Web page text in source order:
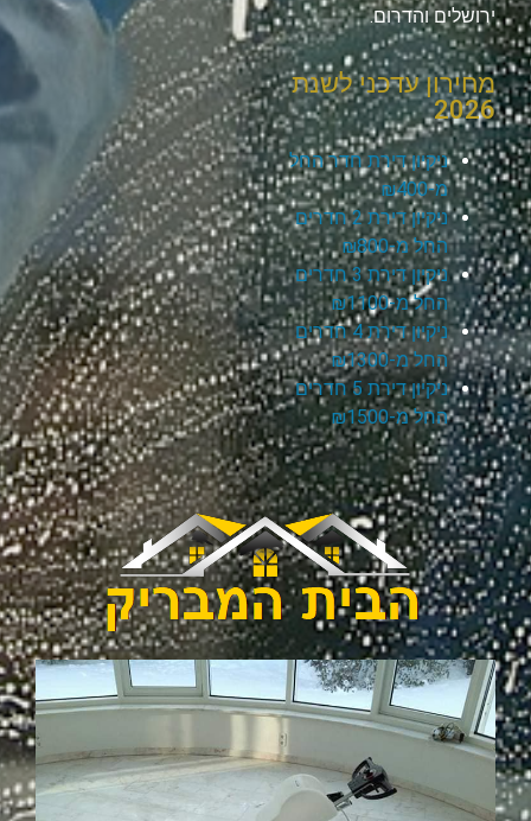
ירושלים והדרום.
מחירון עדכני לשנת
2026
ניקיון דירת חדר החל
מ-₪400
ניקיון דירת 2 חדרים
החל מ-₪800
ניקיון דירת 3 חדרים
החל מ-₪1100
ניקיון דירת 4 חדרים
החל מ-₪1300
ניקיון דירת 5 חדרים
החל מ-₪1500